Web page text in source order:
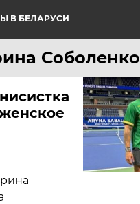
В БЕЛАРУСИ
Соболенко